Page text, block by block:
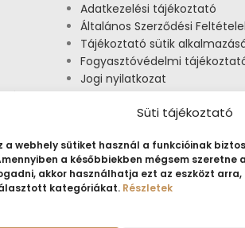
Süti tájékoztató
a webhely sütiket használ a funkcióinak
a későbbiekben mégsem szeretne
akkor használhatja ezt az eszközt arra,
kategóriákat. Részletek
Adatkezelési tájékoztató
Általános Szerződési
Tájékoztató sütik
Fogyasztóvédelmi
Jogi nyilatkozat
Impresszum
Pályázatok